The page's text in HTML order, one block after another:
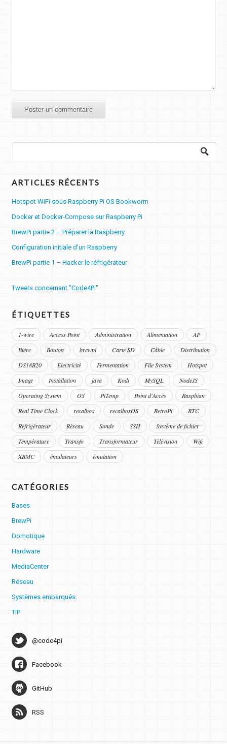
Rechercher :
ARTICLES RÉCENTS
Hotspot WiFi sous Raspberry Pi OS Bookworm
Docker et Docker-Compose sur Raspberry Pi
BrewPi partie 2 – Préparer la Raspberry
Configuration initiale d’un Raspberry
BrewPi partie 1 – Hacker le réfrigérateur
Tweets concernant "Code4Pi"
ÉTIQUETTES
1-wire Access Point Administration Alimentation
AP
Bière
Bouton brewpi Carte SD Câble
Distribution
DS18B20
Electricité Fermentation File System
Hotspot
Image
Installation java Kodi MySQL
NodeJS
Operating System
OS PiTemp Point d'Accès
Raspbian
Real Time Clock
recalbox recalboxOS RetroPi
RTC
Réfrigérateur
Réseau Sonde SSH
Système de fichier
Température
Transfo Transformateur Télévision
Wifi
XBMC
émulateurs émulation
CATÉGORIES
Bases
BrewPi
Domotique
Hardware
MediaCenter
Réseau
Systèmes embarqués
TIP
@code4pi
Facebook
GitHub
RSS